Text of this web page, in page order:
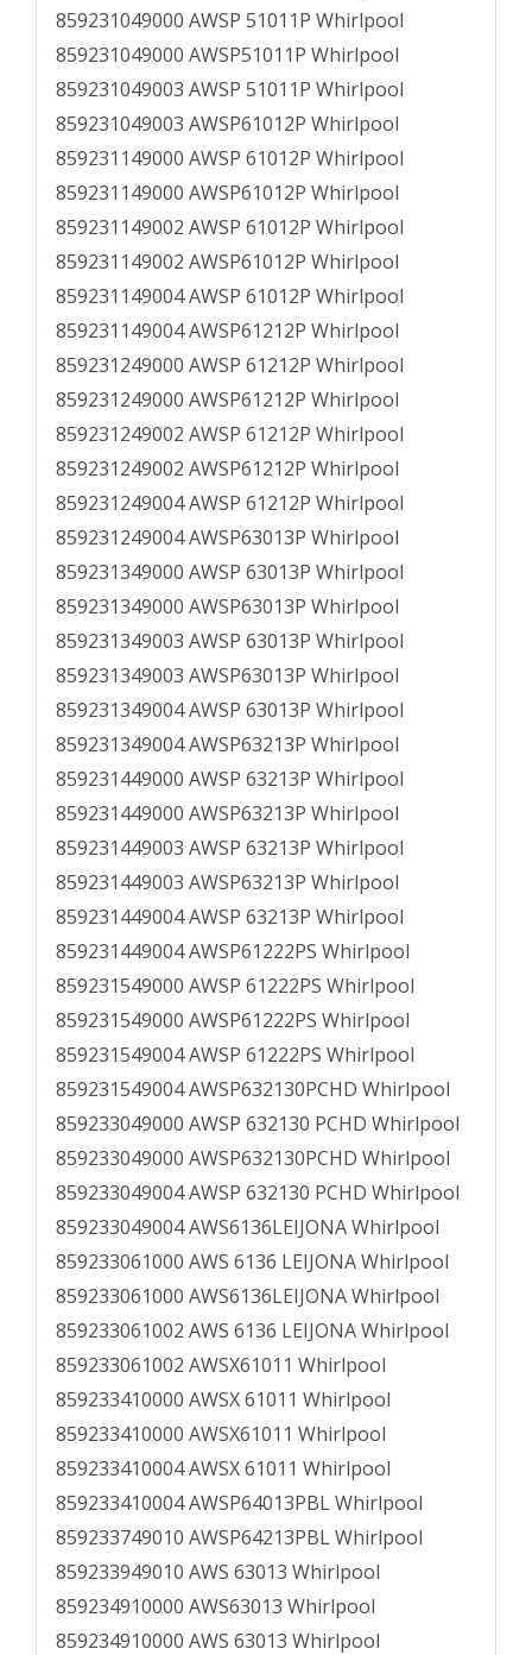
859231049000 AWSP 51011P Whirlpool
859231049000 AWSP51011P Whirlpool
859231049003 AWSP 51011P Whirlpool
859231049003 AWSP61012P Whirlpool
859231149000 AWSP 61012P Whirlpool
859231149000 AWSP61012P Whirlpool
859231149002 AWSP 61012P Whirlpool
859231149002 AWSP61012P Whirlpool
859231149004 AWSP 61012P Whirlpool
859231149004 AWSP61212P Whirlpool
859231249000 AWSP 61212P Whirlpool
859231249000 AWSP61212P Whirlpool
859231249002 AWSP 61212P Whirlpool
859231249002 AWSP61212P Whirlpool
859231249004 AWSP 61212P Whirlpool
859231249004 AWSP63013P Whirlpool
859231349000 AWSP 63013P Whirlpool
859231349000 AWSP63013P Whirlpool
859231349003 AWSP 63013P Whirlpool
859231349003 AWSP63013P Whirlpool
859231349004 AWSP 63013P Whirlpool
859231349004 AWSP63213P Whirlpool
859231449000 AWSP 63213P Whirlpool
859231449000 AWSP63213P Whirlpool
859231449003 AWSP 63213P Whirlpool
859231449003 AWSP63213P Whirlpool
859231449004 AWSP 63213P Whirlpool
859231449004 AWSP61222PS Whirlpool
859231549000 AWSP 61222PS Whirlpool
859231549000 AWSP61222PS Whirlpool
859231549004 AWSP 61222PS Whirlpool
859231549004 AWSP632130PCHD Whirlpool
859233049000 AWSP 632130 PCHD Whirlpool
859233049000 AWSP632130PCHD Whirlpool
859233049004 AWSP 632130 PCHD Whirlpool
859233049004 AWS6136LEIJONA Whirlpool
859233061000 AWS 6136 LEIJONA Whirlpool
859233061000 AWS6136LEIJONA Whirlpool
859233061002 AWS 6136 LEIJONA Whirlpool
859233061002 AWSX61011 Whirlpool
859233410000 AWSX 61011 Whirlpool
859233410000 AWSX61011 Whirlpool
859233410004 AWSX 61011 Whirlpool
859233410004 AWSP64013PBL Whirlpool
859233749010 AWSP64213PBL Whirlpool
859233949010 AWS 63013 Whirlpool
859234910000 AWS63013 Whirlpool
859234910000 AWS 63013 Whirlpool